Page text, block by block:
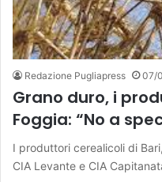
Redazione Pugliapress 07/
Grano duro, i
Foggia: “No a
I produttori cerealicoli di
CIA Levante e CIA